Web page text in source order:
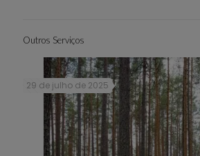
Outros Serviços
29 de julho de 2025